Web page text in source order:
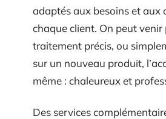
adaptés aux besoins et aux
chaque client. On peut venir
traitement précis, ou
sur un nouveau produit,
même : chaleureux et
Des services